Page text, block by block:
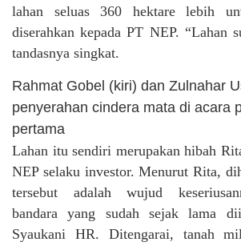
lahan seluas 360 hektare lebih
diserahkan kepada PT NEP. “Lahan
tandasnya singkat.
Rahmat Gobel (kiri) dan Zulnahar
penyerahan cindera mata di acara
pertama
Lahan itu sendiri merupakan hibah
NEP selaku investor. Menurut Rita,
tersebut adalah wujud
bandara yang sudah sejak lama
Syaukani HR. Ditengarai, tanah